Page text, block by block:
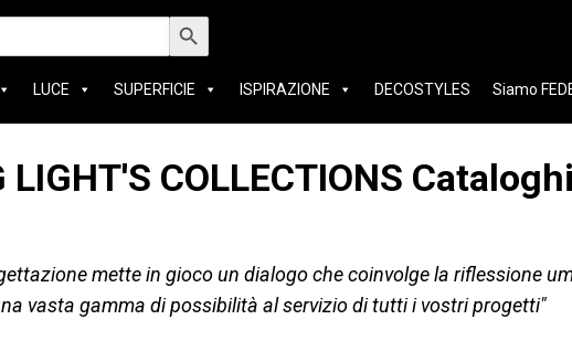
Search
Search Button
LUCE SUPERFICIE ISPIRAZIONE DECOSTYLES Siamo
LIGHT'S COLLECTIONS
mette in gioco un dialogo che coinvolge la riflessione
vasta gamma di possibilità al servizio di tutti i vostri progetti"